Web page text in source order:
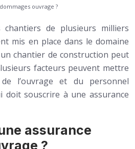
ouvrage ?
de plusieurs milliers
mis en place dans le domaine
chantier de construction peut
facteurs peuvent mettre
l’ouvrage et du personnel
doit souscrire à une assurance
assurance
?